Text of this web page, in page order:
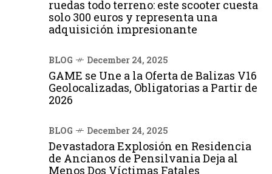
ruedas todo terreno: este scooter cuesta
solo 300 euros y representa una
adquisición impresionante
BLOG December 24, 2025
GAME se Une a la Oferta de Balizas V16
Geolocalizadas, Obligatorias a Partir de
2026
BLOG December 24, 2025
Devastadora Explosión en Residencia
de Ancianos de Pensilvania Deja al
Menos Dos Víctimas Fatales